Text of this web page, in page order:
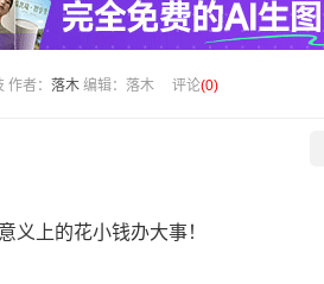
者： 落木 编辑：落木 评论(0)
义上的花小钱办大事！